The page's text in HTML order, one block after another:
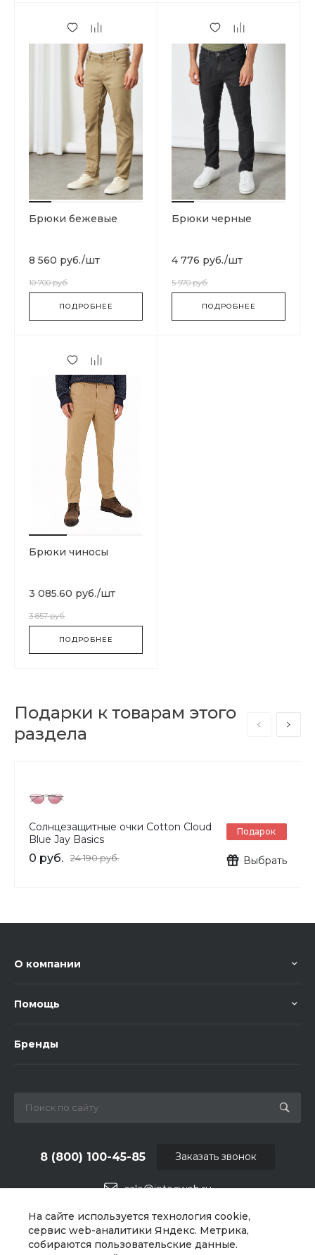
На сайте используется технология cookie,
сервис web-аналитики Яндекс. Метрика,
собираются пользовательские данные.
Брюки бежевые
8 560 руб./шт
10 700 руб.
ПОДРОБНЕЕ
Брюки черные
4 776 руб./шт
5 970 руб.
ПОДРОБНЕЕ
Брюки чиносы
3 085.60 руб./шт
3 857 руб.
ПОДРОБНЕЕ
Подарки к товарам этого
раздела
Солнцезащитные очки Cotton Cloud
Blue Jay Basics
0 руб. 24 190 руб.
Подарок
Выбрать
О компании
Помощь
Бренды
sale@intecweb.ru
8 (800) 100-45-85
г. Москва, ул. Люсиновская, д. 39
Заказать звонок